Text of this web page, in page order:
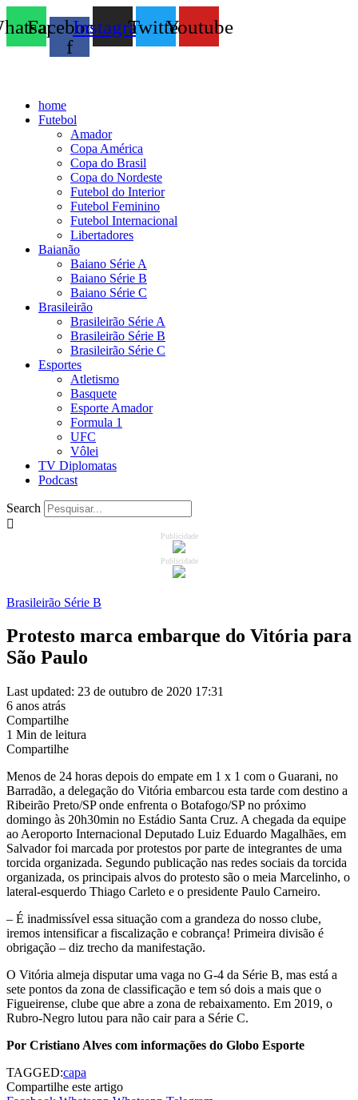
Facebook-
f
InstagramTwitterYoutube
home
Futebol
Amador
Copa América
Copa do Brasil
Copa do Nordeste
Futebol do Interior
Futebol Feminino
Futebol Internacional
Libertadores
Baianão
Baiano Série A
Baiano Série B
Baiano Série C
Brasileirão
Brasileirão Série A
Brasileirão Série B
Brasileirão Série C
Esportes
Atletismo
Basquete
Esporte Amador
Formula 1
UFC
Vôlei
TV Diplomatas
Podcast
Search
Publicidade
Publicidade
Brasileirão Série B
Protesto marca embarque do Vitória para
São Paulo
Last updated: 23 de outubro de 2020 17:31
6 anos atrás
Compartilhe
1 Min de leitura
Compartilhe
Menos de 24 horas depois do empate em 1 x 1 com o Guarani, no
Barradão, a delegação do Vitória embarcou esta tarde com destino a
Ribeirão Preto/SP onde enfrenta o Botafogo/SP no próximo
domingo às 20h30min no Estádio Santa Cruz. A chegada da equipe
ao Aeroporto Internacional Deputado Luiz Eduardo Magalhães, em
Salvador foi marcada por protestos por parte de integrantes de uma
torcida organizada. Segundo publicação nas redes sociais da torcida
organizada, os principais alvos do protesto são o meia Marcelinho, o
lateral-esquerdo Thiago Carleto e o presidente Paulo Carneiro.
– É inadmissível essa situação com a grandeza do nosso clube,
iremos intensificar a fiscalização e cobrança! Primeira divisão é
obrigação – diz trecho da manifestação.
O Vitória almeja disputar uma vaga no G-4 da Série B, mas está a
sete pontos da zona de classificação e tem só dois a mais que o
Figueirense, clube que abre a zona de rebaixamento. Em 2019, o
Rubro-Negro lutou para não cair para a Série C.
Por Cristiano Alves com informações do Globo Esporte
TAGGED:capa
Compartilhe este artigo